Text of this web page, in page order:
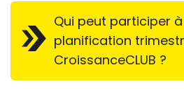
Qui peut participer à
planification
CroissanceCLUB ?